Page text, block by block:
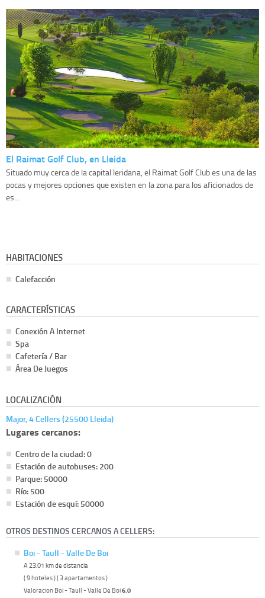
El Raimat Golf Club, en Lleida
Situado muy cerca de la capital leridana, el Raimat Golf Club es una de las
pocas y mejores opciones que existen en la zona para los aficionados de
es...
HABITACIONES
Calefacción
CARACTERÍSTICAS
Conexión A Internet
Spa
Cafetería / Bar
Área De Juegos
LOCALIZACIÓN
Major, 4 Cellers (25500 Lleida)
Lugares cercanos:
Centro de la ciudad: 0
Estación de autobuses: 200
Parque: 50000
Río: 500
Estación de esquí: 50000
OTROS DESTINOS CERCANOS A CELLERS:
Boi - Taull - Valle De Boi
A 23.01 km de distancia
( 9 hoteles ) ( 3 apartamentos )
Valoracion Boi - Taull - Valle De Boi6.0